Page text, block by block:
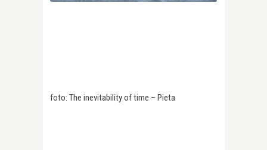
foto: The inevitability of time – Pieta